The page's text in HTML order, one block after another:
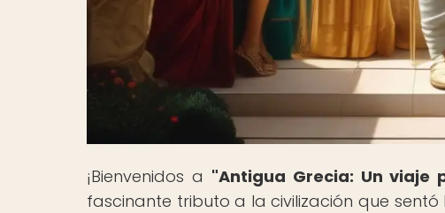
¡Bienvenidos a "Antigua Grecia: Un viaje
fascinante tributo a la civilización que